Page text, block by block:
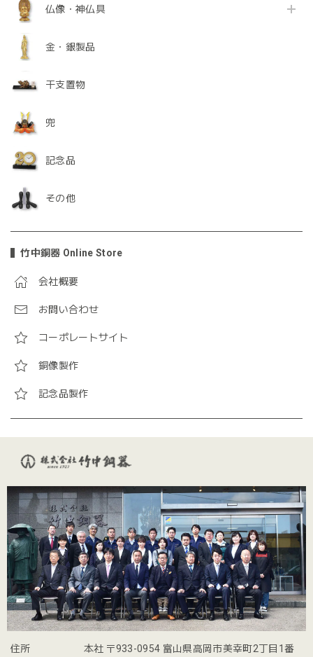
仏像・神仏具
金・銀製品
干支置物
兜
記念品
その他
竹中銅器 Online Store
会社概要
お問い合わせ
コーポレートサイト
銅像製作
記念品製作
住所
本社 〒933-0954 富山県高岡市美幸町2丁目1番